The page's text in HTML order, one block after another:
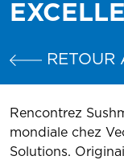
RETOUR
Rencontrez
mondiale chez
Solutions.